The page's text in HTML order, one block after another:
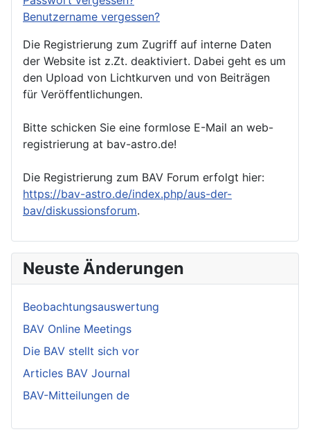
Benutzername vergessen?
Die Registrierung zum Zugriff auf interne Daten
der Website ist z.Zt. deaktiviert. Dabei geht es um
den Upload von Lichtkurven und von Beiträgen
für Veröffentlichungen.
Bitte schicken Sie eine formlose E-Mail an web-
registrierung at bav-astro.de!
Die Registrierung zum BAV Forum erfolgt hier:
https://bav-astro.de/index.php/aus-der-
bav/diskussionsforum.
Neuste Änderungen
Beobachtungsauswertung
BAV Online Meetings
Die BAV stellt sich vor
Articles BAV Journal
BAV-Mitteilungen de